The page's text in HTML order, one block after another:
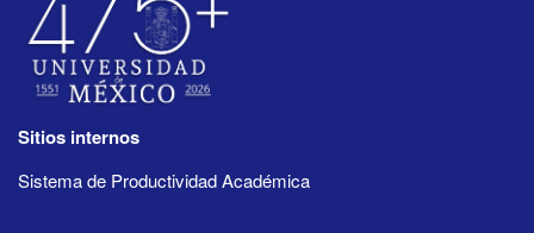
Sitios internos
Sistema de Productividad Académica